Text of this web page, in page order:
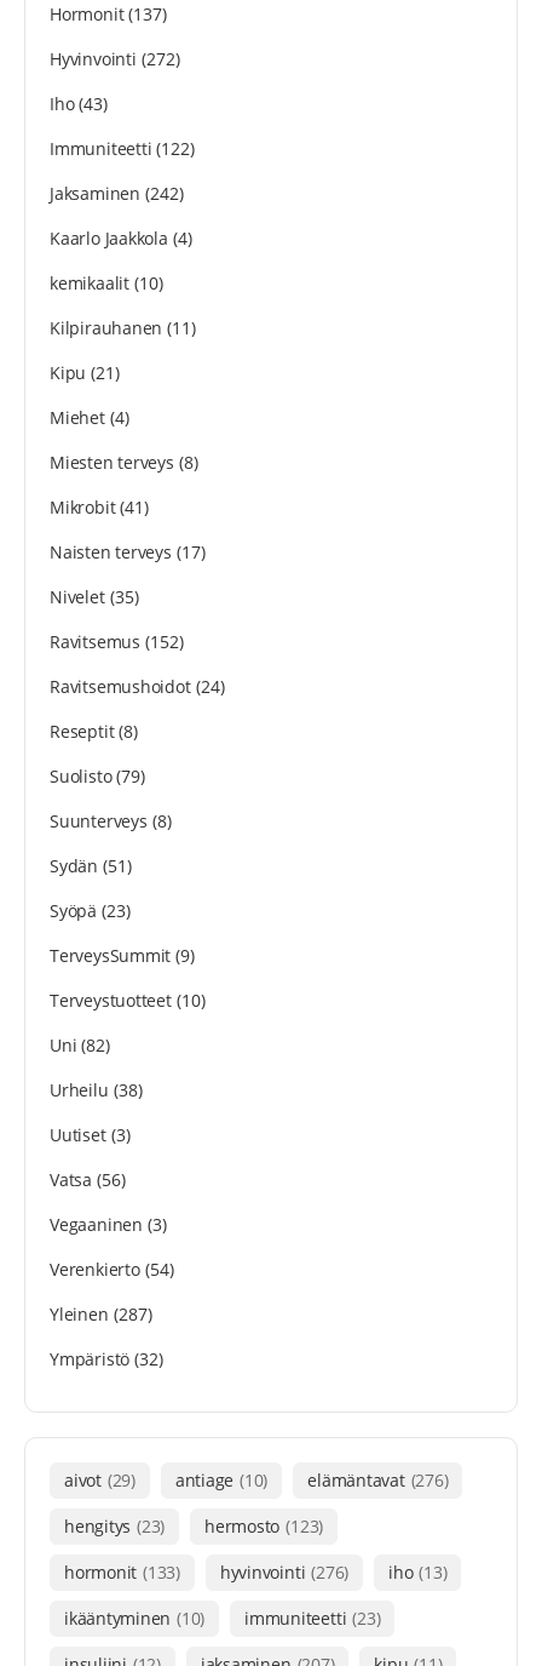
Hormonit(137)
Hyvinvointi (272)
Iho(43)
Immuniteetti (122)
Jaksaminen (242)
Kaarlo Jaakkola (4)
kemikaalit(10)
Kilpirauhanen (11)
Kipu (21)
Miehet(4)
Miesten terveys (8)
Mikrobit(41)
Naisten terveys (17)
Nivelet(35)
Ravitsemus (152)
Ravitsemushoidot(24)
Reseptit(8)
Suolisto(79)
Suunterveys (8)
Sydän (51)
Syöpä (23)
TerveysSummit (9)
Terveystuotteet(10)
Uni (82)
Urheilu (38)
Uutiset(3)
Vatsa (56)
Vegaaninen (3)
Verenkierto(54)
Yleinen (287)
Ympäristö (32)
aivot (29) antiage (10) elämäntavat (276)
hengitys (23) hermosto (123)
hormonit (133) hyvinvointi (276) iho (13)
ikääntyminen (10) immuniteetti (23)